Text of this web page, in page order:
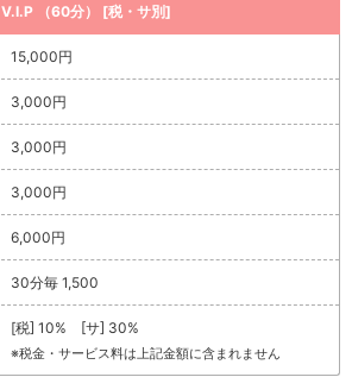
V.I.P （60分） [税・サ別]
15,000円
3,000円
3,000円
3,000円
6,000円
30分毎 1,500
[税] 10% [サ] 30%
※税金・サービス料は上記金額に含まれません